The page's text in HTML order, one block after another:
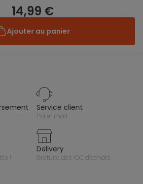
14,99 €
Ajouter au panier
service client
par e-mail
!
delivery
gratuite dès 10€ d'achats